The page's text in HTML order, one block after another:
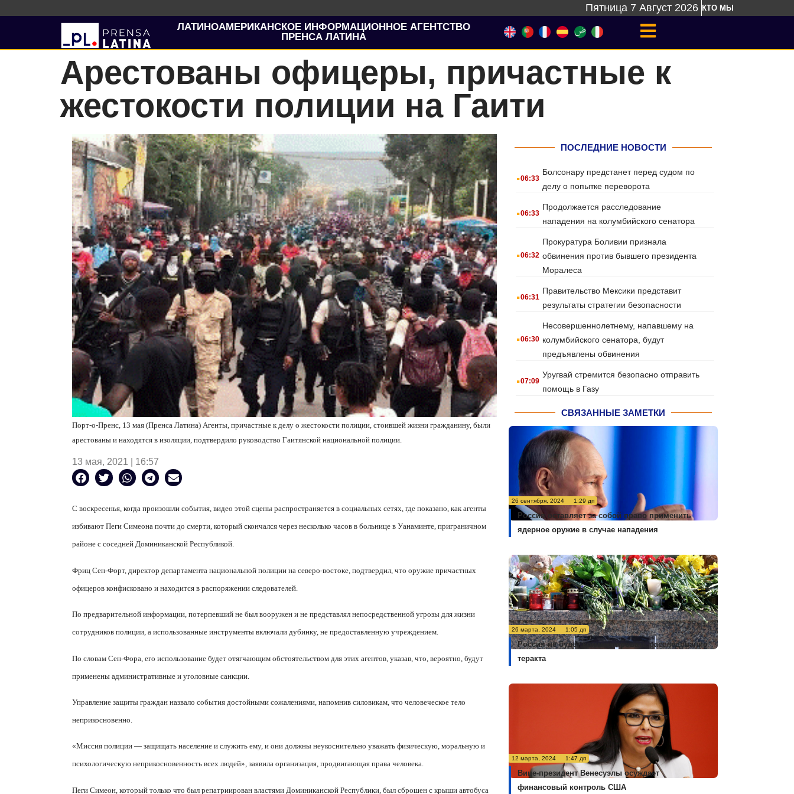
Пятница 7 Август 2026 КТО МЫ
ЛАТИНОАМЕРИКАНСКОЕ ИНФОРМАЦИОННОЕ АГЕНТСТВО
ПРЕНСА ЛАТИНА
Арестованы офицеры, причастные к
жестокости полиции на Гаити
Порт-о-Пренс, 13 мая (Пренса Латина) Агенты, причастные к делу о жестокости полиции, стоившей жизни гражданину, были
арестованы и находятся в изоляции, подтвердило руководство Гаитянской национальной полиции.
13 мая, 2021 | 16:57
С воскресенья, когда произошли события, видео этой сцены распространяется в социальных сетях, где показано, как агенты
избивают Пеги Симеона почти до смерти, который скончался через несколько часов в больнице в Уанаминте, приграничном
районе с соседней Доминиканской Республикой.
Фриц Сен-Форт, директор департамента национальной полиции на северо-востоке, подтвердил, что оружие причастных
офицеров конфисковано и находится в распоряжении следователей.
По предварительной информации, потерпевший не был вооружен и не представлял непосредственной угрозы для жизни
сотрудников полиции, а использованные инструменты включали дубинку, не предоставленную учреждением.
По словам Сен-Фора, его использование будет отягчающим обстоятельством для этих агентов, указав, что, вероятно, будут
применены административные и уголовные санкции.
Управление защиты граждан назвало события достойными сожалениями, напомнив силовикам, что человеческое тело
неприкосновенно.
«Миссия полиции — защищать население и служить ему, и они должны неукоснительно уважать физическую, моральную и
психологическую неприкосновенность всех людей», заявила организация, продвигающая права человека.
Пеги Симеон, который только что был репатриирован властями Доминиканской Республики, был сброшен с крыши автобуса
ПОСЛЕДНИЕ НОВОСТИ
.06:33
Болсонару предстанет перед судом по
делу о попытке переворота
.06:33
Продолжается расследование
нападения на колумбийского сенатора
.06:32
Прокуратура Боливии признала
обвинения против бывшего президента
Моралеса
.06:31
Правительство Мексики представит
результаты стратегии безопасности
.06:30
Несовершеннолетнему, напавшему на
колумбийского сенатора, будут
предъявлены обвинения
.07:09
Уругвай стремится безопасно отправить
помощь в Газу
СВЯЗАННЫЕ ЗАМЕТКИ
26 сентября, 2024 1:29 дп
Россия оставляет за собой право применить
ядерное оружие в случае нападения
26 марта, 2024 1:05 дп
Россия не будет комментировать расследование
теракта
12 марта, 2024 1:47 дп
Вице-президент Венесуэлы осуждает
финансовый контроль США